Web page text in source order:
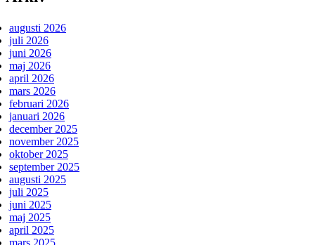
augusti 2026
juli 2026
juni 2026
maj 2026
april 2026
mars 2026
februari 2026
januari 2026
december 2025
november 2025
oktober 2025
september 2025
augusti 2025
juli 2025
juni 2025
maj 2025
april 2025